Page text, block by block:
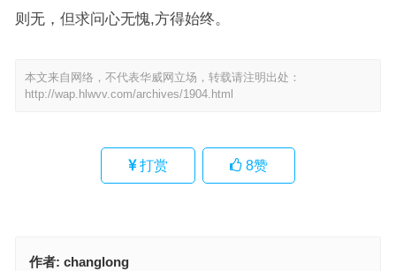
则无，但求问心无愧,方得始终。
本文来自网络，不代表华威网立场，转载请注明出处：
http://wap.hlwvv.com/archives/1904.html
打赏 8赞
作者: changlong